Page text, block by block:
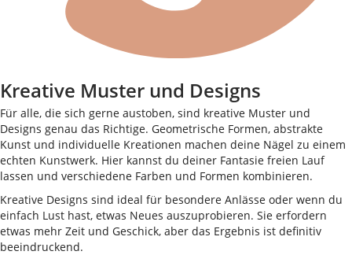
Kreative Muster und Designs
Für alle, die sich gerne austoben, sind kreative Muster und
Designs genau das Richtige. Geometrische Formen, abstrakte
Kunst und individuelle Kreationen machen deine Nägel zu einem
echten Kunstwerk. Hier kannst du deiner Fantasie freien Lauf
lassen und verschiedene Farben und Formen kombinieren.
Kreative Designs sind ideal für besondere Anlässe oder wenn du
einfach Lust hast, etwas Neues auszuprobieren. Sie erfordern
etwas mehr Zeit und Geschick, aber das Ergebnis ist definitiv
beeindruckend.